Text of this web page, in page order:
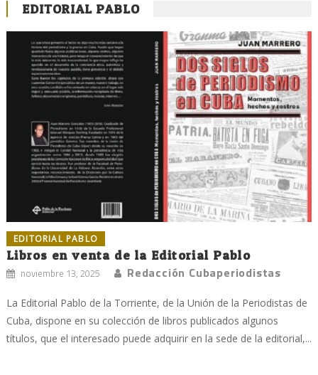
EDITORIAL PABLO
EDITORIAL PABLO
Libros en venta de la Editorial Pablo
noviembre 13, 2025 Redacción Cubaperiodistas
La Editorial Pablo de la Torriente, de la Unión de la Periodistas de
Cuba, dispone en su colección de libros publicados algunos
títulos, que el interesado puede adquirir en la sede de la editorial,...